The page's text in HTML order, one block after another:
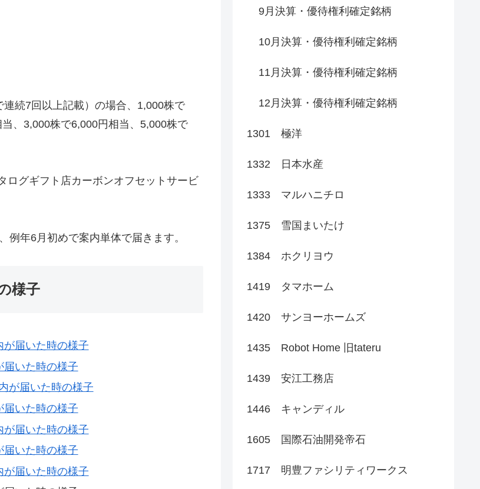
続7回以上記載）の場合、1,000株で
、3,000株で6,000円相当、5,000株で
ログギフト店カーボンオフセットサービ
例年6月初めで案内単体で届きます。
様子
届いた時の様子
届いた時の様子
が届いた時の様子
届いた時の様子
届いた時の様子
届いた時の様子
届いた時の様子
9月決算・優待権利確定銘柄
10月決算・優待権利確定銘柄
11月決算・優待権利確定銘柄
12月決算・優待権利確定銘柄
1301 極洋
1332 日本水産
1333 マルハニチロ
1375 雪国まいたけ
1384 ホクリヨウ
1419 タマホーム
1420 サンヨーホームズ
1435 Robot Home 旧tateru
1439 安江工務店
1446 キャンディル
1605 国際石油開発帝石
1717 明豊ファシリティワークス